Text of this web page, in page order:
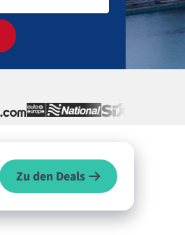
Zu den Deals